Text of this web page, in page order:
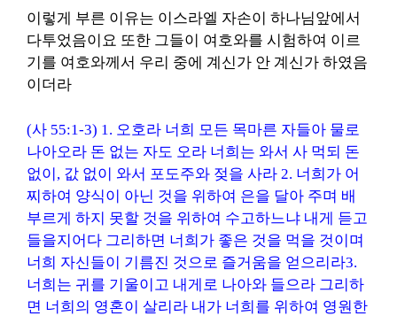
이렇게 부른 이유는 이스라엘 자손이 하나님앞에서
다투었음이요 또한 그들이 여호와를 시험하여 이르
기를 여호와께서 우리 중에 계신가 안 계신가 하였음
이더라
(사 55:1-3) 1. 오호라 너희 모든 목마른 자들아 물로
나아오라 돈 없는 자도 오라 너희는 와서 사 먹되 돈
없이, 값 없이 와서 포도주와 젖을 사라 2. 너희가 어
찌하여 양식이 아닌 것을 위하여 은을 달아 주며 배
부르게 하지 못할 것을 위하여 수고하느냐 내게 듣고
들을지어다 그리하면 너희가 좋은 것을 먹을 것이며
너희 자신들이 기름진 것으로 즐거움을 얻으리라3.
너희는 귀를 기울이고 내게로 나아와 들으라 그리하
면 너희의 영혼이 살리라 내가 너희를 위하여 영원한